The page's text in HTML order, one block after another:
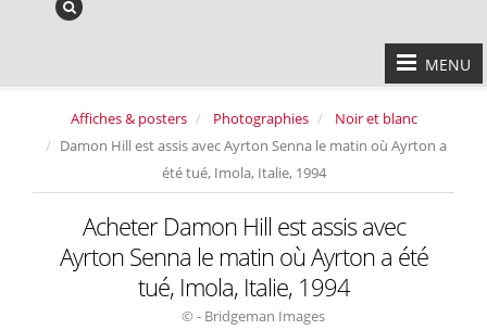
MENU
Affiches & posters Photographies
Noir et blanc
Damon Hill est assis avec Ayrton Senna le matin où Ayrton a
été tué, Imola, Italie, 1994
Acheter Damon Hill est assis avec
Ayrton Senna le matin où Ayrton a été
tué, Imola, Italie, 1994
© - Bridgeman Images